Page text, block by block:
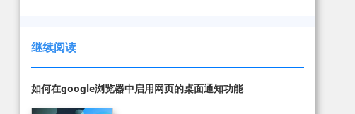
继续阅读
如何在google浏览器中启用网页的桌面通知功能